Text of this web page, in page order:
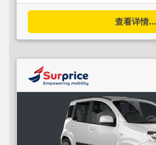
查看详情...